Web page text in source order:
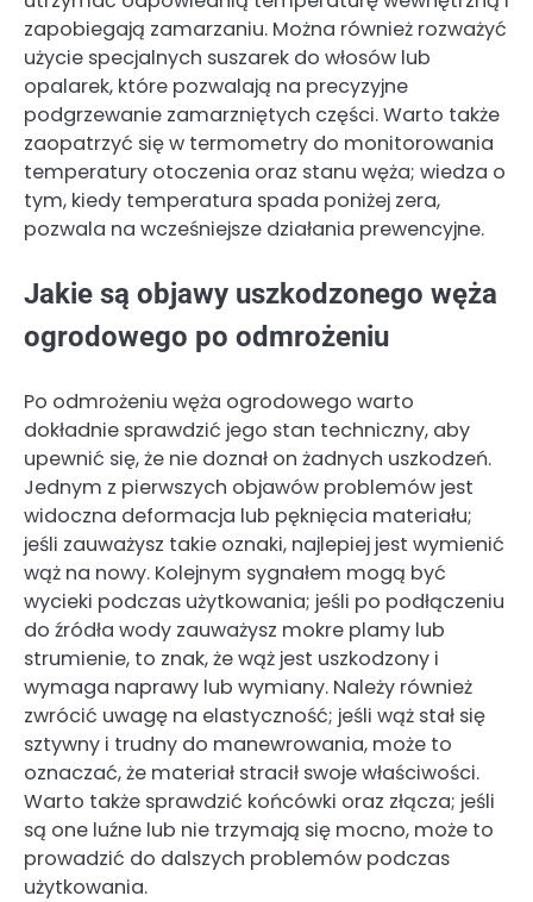
zapobiegają zamarzaniu. Można również rozważyć
użycie specjalnych suszarek do włosów lub
opalarek, które pozwalają na precyzyjne
podgrzewanie zamarzniętych części. Warto także
zaopatrzyć się w termometry do monitorowania
temperatury otoczenia oraz stanu węża; wiedza o
tym, kiedy temperatura spada poniżej zera,
pozwala na wcześniejsze działania prewencyjne.
Jakie są objawy uszkodzonego węża
ogrodowego po odmrożeniu
Po odmrożeniu węża ogrodowego warto
dokładnie sprawdzić jego stan techniczny, aby
upewnić się, że nie doznał on żadnych uszkodzeń.
Jednym z pierwszych objawów problemów jest
widoczna deformacja lub pęknięcia materiału;
jeśli zauważysz takie oznaki, najlepiej jest wymienić
wąż na nowy. Kolejnym sygnałem mogą być
wycieki podczas użytkowania; jeśli po podłączeniu
do źródła wody zauważysz mokre plamy lub
strumienie, to znak, że wąż jest uszkodzony i
wymaga naprawy lub wymiany. Należy również
zwrócić uwagę na elastyczność; jeśli wąż stał się
sztywny i trudny do manewrowania, może to
oznaczać, że materiał stracił swoje właściwości.
Warto także sprawdzić końcówki oraz złącza; jeśli
są one luźne lub nie trzymają się mocno, może to
prowadzić do dalszych problemów podczas
użytkowania.